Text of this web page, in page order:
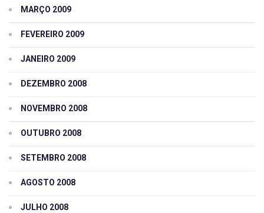
MARÇO 2009
FEVEREIRO 2009
JANEIRO 2009
DEZEMBRO 2008
NOVEMBRO 2008
OUTUBRO 2008
SETEMBRO 2008
AGOSTO 2008
JULHO 2008